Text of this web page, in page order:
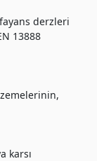
derzleri
13888
karsı